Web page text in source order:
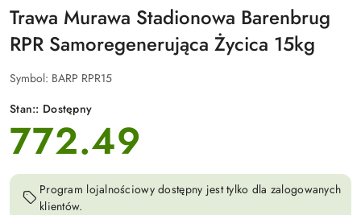
Trawa Murawa Stadionowa Barenbrug
RPR Samoregenerująca Życica 15kg
Symbol: BARP RPR15
Stan:: Dostępny
cena:
772.49
Program lojalnościowy dostępny jest tylko dla zalogowanych
klientów.